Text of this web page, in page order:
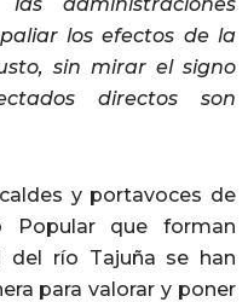
los efectos de la
sin mirar el signo
directos son
y portavoces de
Popular que forman
del río Tajuña se han
para valorar y poner